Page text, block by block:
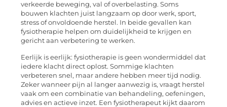
verkeerde beweging, val of overbelasting. Soms
bouwen klachten juist langzaam op door werk, sport,
stress of onvoldoende herstel. In beide gevallen kan
fysiotherapie helpen om duidelijkheid te krijgen en
gericht aan verbetering te werken.
Eerlijk is eerlijk: fysiotherapie is geen wondermiddel dat
iedere klacht direct oplost. Sommige klachten
verbeteren snel, maar andere hebben meer tijd nodig.
Zeker wanneer pijn al langer aanwezig is, vraagt herstel
vaak om een combinatie van behandeling, oefeningen,
advies en actieve inzet. Een fysiotherapeut kijkt daarom